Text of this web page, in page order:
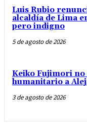
Luis Rubio
alcaldía de Lima
pero indigno
5 de agosto de 2026
Keiko Fujimori
humanitario a
3 de agosto de 2026